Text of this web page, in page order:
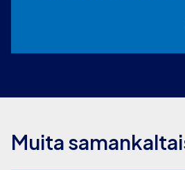
Muita